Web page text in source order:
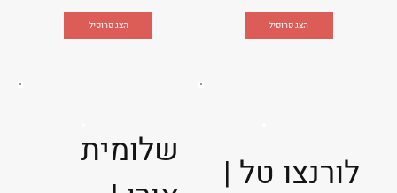
הצג פרופיל הצג פרופיל
שלומית
לורנצו טל |